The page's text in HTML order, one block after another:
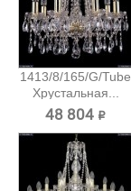
1413/8/165/G/Tube
Хрустальная...
48 804 ₽